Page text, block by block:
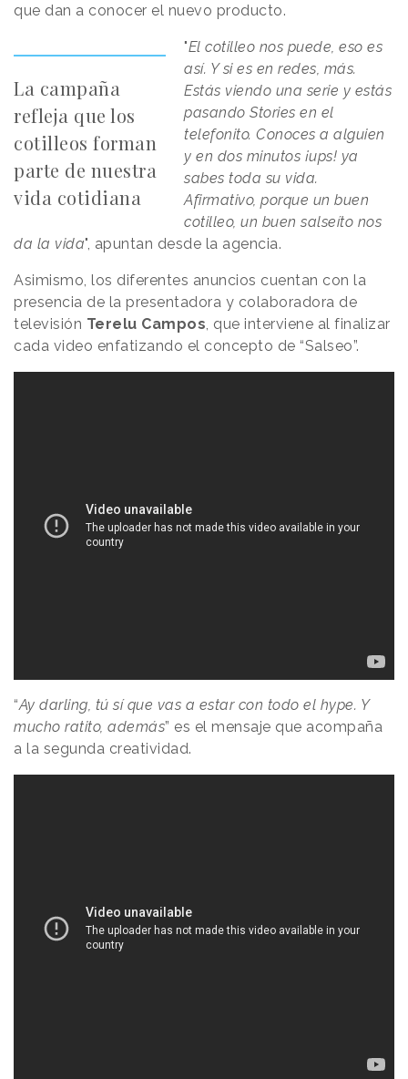
que dan a conocer el nuevo producto.
La campaña
refleja que los
cotilleos forman
parte de nuestra
vida cotidiana
"El cotilleo nos puede, eso es
así. Y si es en redes, más.
Estás viendo una serie y estás
pasando Stories en el
telefonito. Conoces a alguien
y en dos minutos ¡ups! ya
sabes toda su vida.
Afirmativo, porque un buen
cotilleo, un buen salseíto nos
da la vida", apuntan desde la agencia.
Asimismo, los diferentes anuncios cuentan con la
presencia de la presentadora y colaboradora de
televisión Terelu Campos, que interviene al finalizar
cada video enfatizando el concepto de “Salseo”.
“Ay darling, tú sí que vas a estar con todo el hype. Y
mucho ratito, además” es el mensaje que acompaña
a la segunda creatividad.